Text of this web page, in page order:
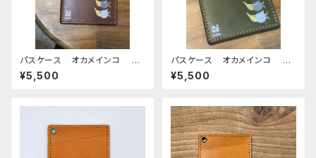
パスケース オカメインコ Br
own ブラウン おかめいん
こ ぽわんシリーズ 栃木レザ
¥5,500
パスケース オカメインコ Gr
een グリーン おかめいん
こ ぽわんシリーズ 栃木レザ
¥5,500